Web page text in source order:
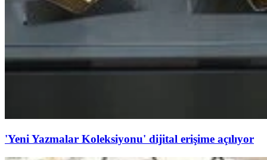
'Yeni Yazmalar Koleksiyonu' dijital erişime açılıyor